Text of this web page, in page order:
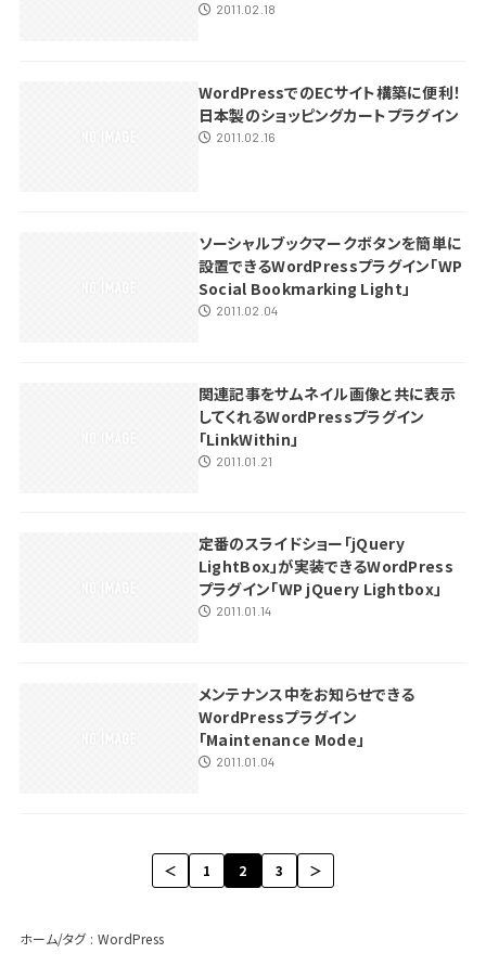
2011.02.18
WordPressでのECサイト構築に便利！
日本製のショッピングカートプラグイン
2011.02.16
ソーシャルブックマークボタンを簡単に
設置できるWordPressプラグイン「WP
Social Bookmarking Light」
2011.02.04
関連記事をサムネイル画像と共に表示
してくれるWordPressプラグイン
「LinkWithin」
2011.01.21
定番のスライドショー「jQuery
LightBox」が実装できるWordPress
プラグイン「WP jQuery Lightbox」
2011.01.14
メンテナンス中をお知らせできる
WordPressプラグイン
「Maintenance Mode」
2011.01.04
＜ 1 2 3 ＞
ホーム タグ : WordPress